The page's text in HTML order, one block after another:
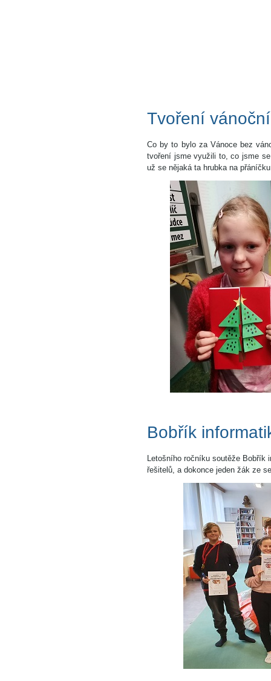
Tvoření
Co by to bylo za Vánoce bez
tvoření jsme využili to, co jsme
už se nějaká ta hrubka na
Bobřík
Letošního ročníku soutěže Bobřík
řešitelů, a dokonce jeden žák ze